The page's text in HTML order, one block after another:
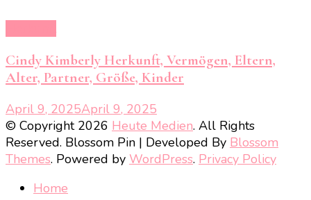
Cindy Kimberly Herkunft, Vermögen, Eltern,
Alter, Partner, Größe, Kinder
April 9, 2025April 9, 2025
© Copyright 2026 Heute Medien. All Rights
Reserved. Blossom Pin | Developed By Blossom
Themes. Powered by WordPress. Privacy Policy
Home